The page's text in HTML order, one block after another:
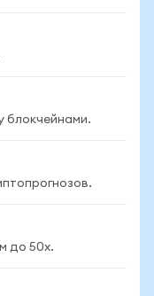
блокчейнами.
до 50x.